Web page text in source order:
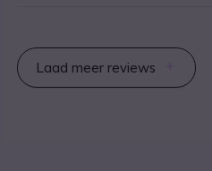
Laad meer reviews